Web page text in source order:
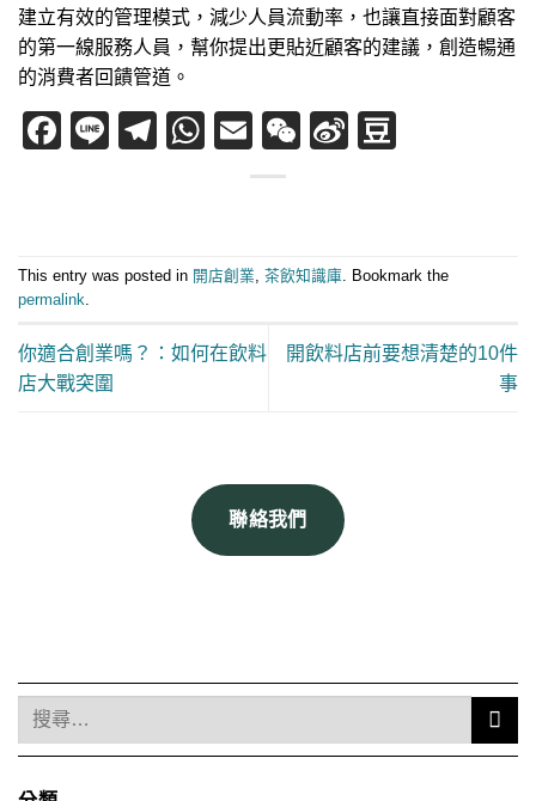
​建立有效的管理模式，減少人員流動率，也讓直接面對顧客
的第一線服務人員，幫你提出更貼近顧客的建議，創造暢通
的消費者回饋管道。
Facebook
LineTelegram
WhatsApp
EmailWeChat
Sina
This entry was posted in 開店創業 茶飲知識庫 . Bookmark the
permalink
你適合創業嗎？：如何在飲料
店大戰突圍
開飲料店前要想清楚的10件
事
聯絡我們